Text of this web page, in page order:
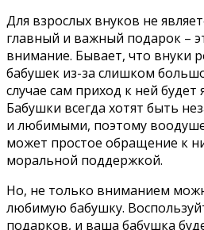
Для взрослых внуков не
главный и важный подарок –
внимание. Бывает, что внуки
бабушек из-за слишком
случае сам приход к ней будет
Бабушки всегда хотят быть
и любимыми, поэтому
может простое обращение к
моральной поддержкой.
Но, не только вниманием
любимую бабушку.
подарков, и ваша бабушка